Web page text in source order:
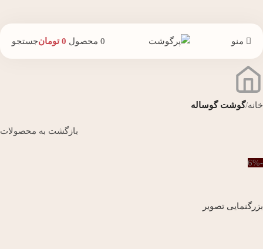
منو 0 محصول 0 تومانجستجو
خانه گوشت گوساله
بازگشت به محصولات
-6%
بزرگنمایی تصویر